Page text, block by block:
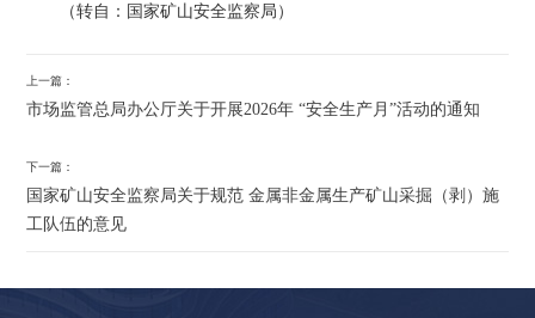
（转自：国家矿山安全监察局）
上一篇：
市场监管总局办公厅关于开展2026年 “安全生产月”活动的通知
下一篇：
国家矿山安全监察局关于规范 金属非金属生产矿山采掘（剥）施
工队伍的意见